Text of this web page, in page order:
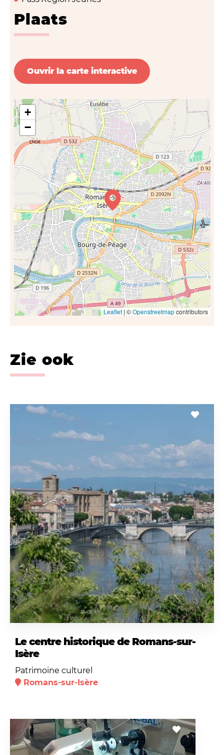
Plaats
Ouvrir la carte interactive
+
−
Leaflet| ©Openstreetmapcontributors
Zie ook
Le centre historique de Romans-sur-
Isère
Patrimoine culturel
Romans-sur-Isère